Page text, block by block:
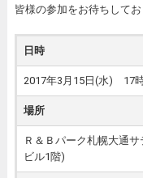
皆様の参加をお待ちしてお
日時
2017年3月15日(水) 17
場所
Ｒ＆Ｂパーク札幌大通
ビル1階)